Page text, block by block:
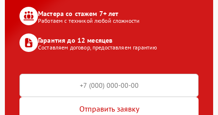
Мастера со стажем 7+ лет
Работаем с техникой любой сложности
Гарантия до 12 месяцев
Составляем договор, предоставляем гарантию
Отправить заявку